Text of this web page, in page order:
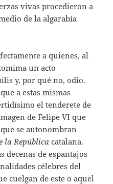
vivas procedieron a
de la algarabía
a quienes, al
un acto
y, por qué no, odio.
a estas mismas
el tenderete de
de Felipe VI que
se autonombran
la República catalana.
decenas de espantajos
célebres del
cuelgan de este o aquel